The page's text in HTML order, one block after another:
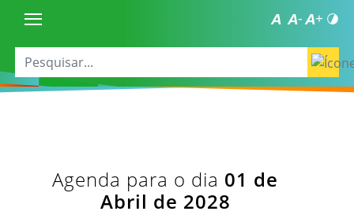
Agenda para o dia 01 de
Abril de 2028